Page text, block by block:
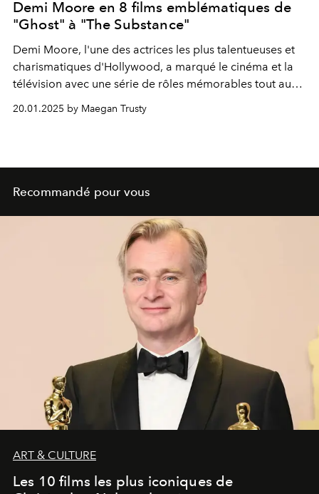
Demi Moore en 8 films emblématiques de
"Ghost" à "The Substance"
Demi Moore, l'une des actrices les plus talentueuses et
charismatiques d'Hollywood, a marqué le cinéma et la
télévision avec une série de rôles mémorables tout au
long de sa carrière. De ses performances acclamées aux
films cultes qui ont fait d'elle une star mondiale,
20.01.2025 by Maegan Trusty
Recommandé pour vous
ART & CULTURE
Les 10 films les plus iconiques de